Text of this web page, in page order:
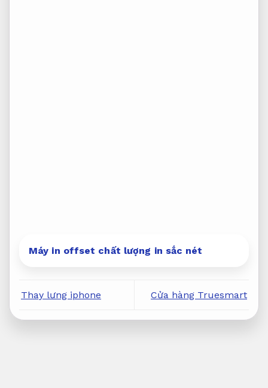
Máy in offset chất lượng in sắc nét
Thay lưng iphone Cửa hàng Truesmart